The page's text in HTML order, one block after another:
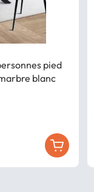
pied
blanc